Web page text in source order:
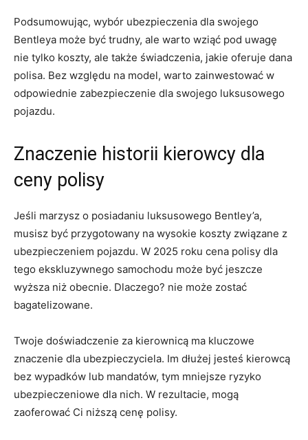
Podsumowując, wybór ubezpieczenia dla​ swojego
⁢Bentleya może być trudny, ale warto wziąć pod ‌uwagę
⁢nie tylko koszty,⁤ ale także świadczenia, jakie oferuje dana
‌polisa. Bez względu na⁤ model, warto zainwestować⁤ w
odpowiednie ⁢zabezpieczenie dla swojego luksusowego
pojazdu.
Znaczenie historii ⁢kierowcy dla
ceny polisy
Jeśli marzysz o posiadaniu‌ luksusowego Bentley’a,
musisz być ‍przygotowany na ‍wysokie koszty‍ związane z
ubezpieczeniem pojazdu. W⁣ 2025 roku cena polisy dla⁣
tego ekskluzywnego samochodu‍ może być jeszcze
‍wyższa niż‌ obecnie. Dlaczego?​ nie może zostać
bagatelizowane.
Twoje doświadczenie za kierownicą ma kluczowe
znaczenie⁣ dla ubezpieczyciela. ‍Im dłużej jesteś kierowcą
bez wypadków lub mandatów, ‍tym mniejsze ryzyko
ubezpieczeniowe dla nich. ‌W rezultacie, mogą
‌zaoferować Ci niższą cenę polisy.